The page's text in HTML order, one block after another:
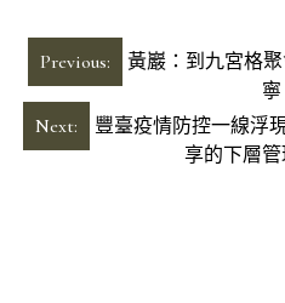
文
章
導
Previous:
黃巖：到九宮格
寧
Next:
豐臺疫情防控一線浮
享的下層